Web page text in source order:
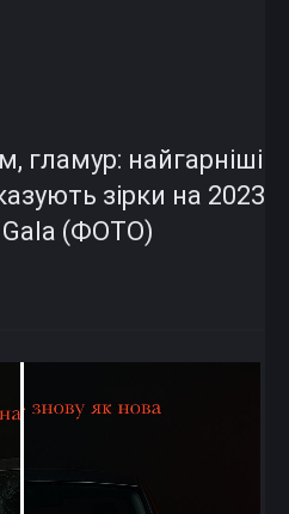
гламур: найгарніші
зірки на 2023
Gala (ФОТО)